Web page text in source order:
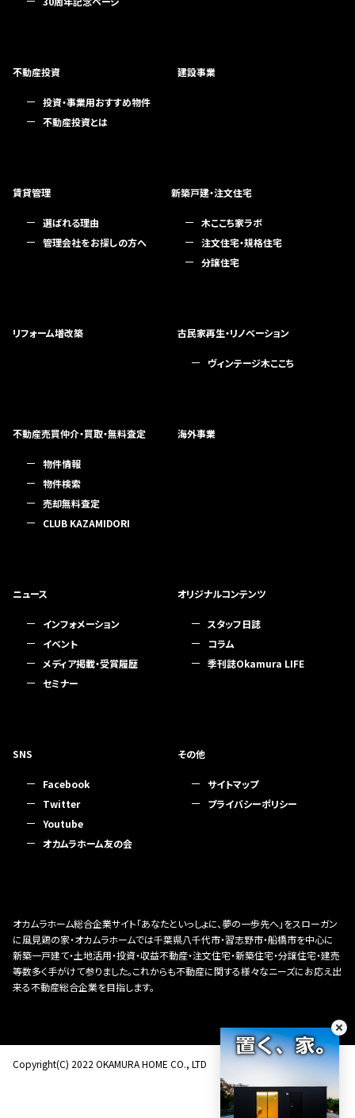
不動産投資
投資・事業用おすすめ物件
不動産投資とは
建設事業
賃貸管理
選ばれる理由
管理会社をお探しの方へ
新築戸建・注文住宅
木ここち家ラボ
注文住宅・規格住宅
分譲住宅
リフォーム増改築 古民家再生・リノベーション
ヴィンテージ木ここち
不動産売買仲介・買取・無料査定
物件情報
物件検索
売却無料査定
CLUB KAZAMIDORI
海外事業
ニュース
インフォメーション
イベント
メディア掲載・受賞履歴
セミナー
オリジナルコンテンツ
スタッフ日誌
コラム
季刊誌Okamura LIFE
SNS
Facebook
Twitter
Youtube
オカムラホーム友の会
その他
サイトマップ
プライバシーポリシー
オカムラホーム総合企業サイト「あなたといっしょに、夢の一歩先へ」をスローガン
に風見鶏の家・オカムラホームでは千葉県八千代市・習志野市・船橋市を中心に
新築一戸建て・土地活用・投資・収益不動産・注文住宅・新築住宅・分譲住宅・建売
等数多く手がけて参りました。これからも不動産に関する様々なニーズにお応え出
来る不動産総合企業を目指します。
Copyright(C) 2022 OKAMURA HOME CO., LTD